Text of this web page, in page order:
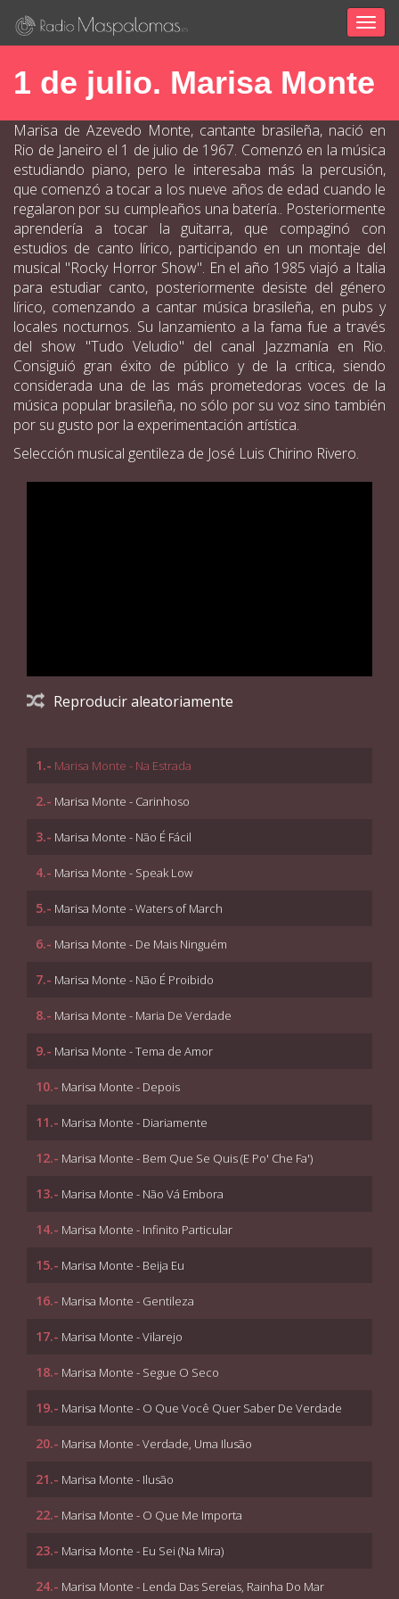
1 de julio. Marisa Monte
Marisa de Azevedo Monte, cantante brasileña, nació en
Rio de Janeiro el 1 de julio de 1967. Comenzó en la música
estudiando piano, pero le interesaba más la percusión,
que comenzó a tocar a los nueve años de edad cuando le
regalaron por su cumpleaños una batería.. Posteriormente
aprendería a tocar la guitarra, que compaginó con
estudios de canto lírico, participando en un montaje del
musical "Rocky Horror Show". En el año 1985 viajó a Italia
para estudiar canto, posteriormente desiste del género
lírico, comenzando a cantar música brasileña, en pubs y
locales nocturnos. Su lanzamiento a la fama fue a través
del show "Tudo Veludio" del canal Jazzmanía en Rio.
Consiguió gran éxito de público y de la crítica, siendo
considerada una de las más prometedoras voces de la
música popular brasileña, no sólo por su voz sino también
por su gusto por la experimentación artística.
Selección musical gentileza de José Luis Chirino Rivero.
Reproducir aleatoriamente
1.- Marisa Monte - Na Estrada
2.- Marisa Monte - Carinhoso
3.- Marisa Monte - Não É Fácil
4.- Marisa Monte - Speak Low
5.- Marisa Monte - Waters of March
6.- Marisa Monte - De Mais Ninguém
7.- Marisa Monte - Não É Proibido
8.- Marisa Monte - Maria De Verdade
9.- Marisa Monte - Tema de Amor
10.- Marisa Monte - Depois
11.- Marisa Monte - Diariamente
12.- Marisa Monte - Bem Que Se Quis (E Po' Che Fa')
13.- Marisa Monte - Não Vá Embora
14.- Marisa Monte - Infinito Particular
15.- Marisa Monte - Beija Eu
16.- Marisa Monte - Gentileza
17.- Marisa Monte - Vilarejo
18.- Marisa Monte - Segue O Seco
19.- Marisa Monte - O Que Você Quer Saber De Verdade
20.- Marisa Monte - Verdade, Uma Ilusão
21.- Marisa Monte - Ilusão
22.- Marisa Monte - O Que Me Importa
23.- Marisa Monte - Eu Sei (Na Mira)
24.- Marisa Monte - Lenda Das Sereias, Rainha Do Mar